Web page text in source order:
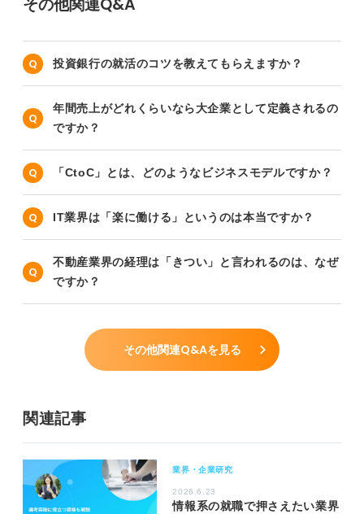
その他関連Q&A
投資銀行の就活のコツを教えてもらえますか？
年間売上がどれくらいなら大企業として定義されるの
ですか？
「CtoC」とは、どのようなビジネスモデルですか？
IT業界は「楽に働ける」というのは本当ですか？
不動産業界の経理は「きつい」と言われるのは、なぜ
ですか？
その他関連Q&Aを見る
関連記事
業界・企業研究
2026.6.23
情報系の就職で押さえたい業界